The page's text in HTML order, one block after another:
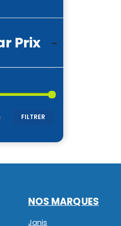
Prix
FILTRER
NOS MARQUES
Janis